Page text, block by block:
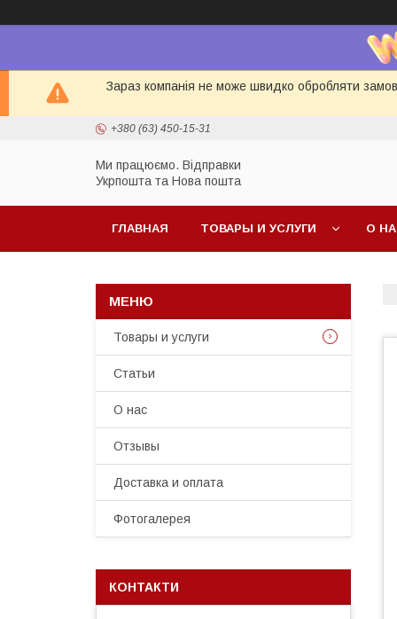
Зараз компанія не може швидко обробляти
+380 (63) 450-15-31
Ми працюємо. Відправки
Укрпошта та Нова пошта
ГЛАВНАЯ ТОВАРЫ И УСЛУГИ О
Товары и услуги
Статьи
О нас
Отзывы
Доставка и оплата
Фотогалерея
КОНТАКТИ